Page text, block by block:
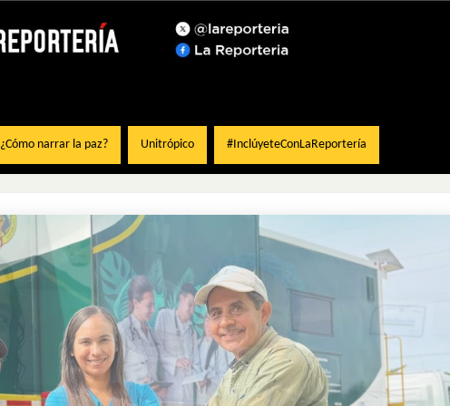
¿Cómo narrar la paz? Unitrópico #InclúyeteConLaReportería